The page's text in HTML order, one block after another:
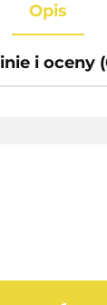
Opis
i oceny